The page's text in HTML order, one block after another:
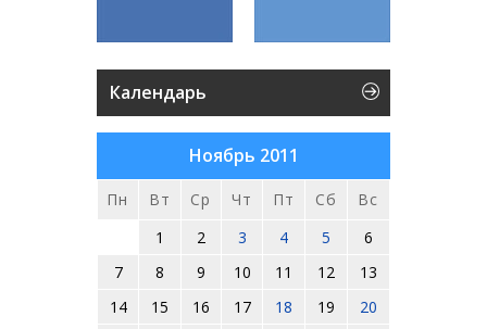
Календарь
Ноябрь 2011
Пн Вт Ср Чт Пт Сб
Вс
1
2 3 4 5
6
7
8 9 10 11 12
13
14
15 16 17 18 19
20